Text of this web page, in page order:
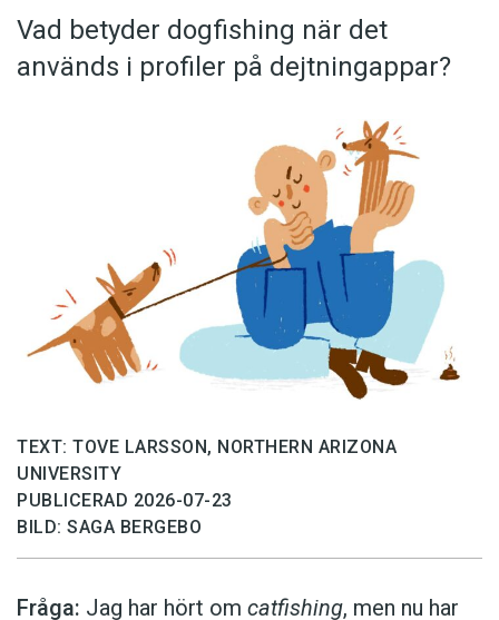
Vad betyder dogfishing när det
används i profiler på dejtningappar?
TEXT: TOVE LARSSON, NORTHERN ARIZONA
UNIVERSITY
PUBLICERAD 2026-07-23
BILD: SAGA BERGEBO
Fråga: Jag har hört om catfishing, men nu har